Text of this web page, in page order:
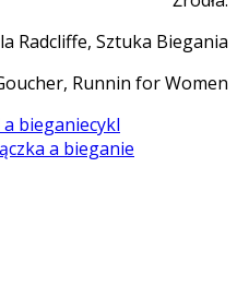
Radcliffe, Sztuka Biegania
Runnin for Women
a bieganiecykl
a bieganie